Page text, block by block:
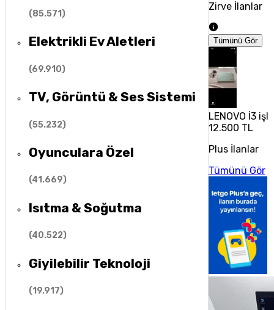
(85.571)
Elektrikli Ev Aletleri
(69.910)
TV, Görüntü & Ses Sistemi
(55.232)
Oyunculara Özel
(41.669)
Isıtma & Soğutma
(40.522)
Giyilebilir Teknoloji
(19.917)
Zirve İlanlar
Tümünü Gör
LENOVO İ3
12.500 TL
Plus İlanlar
Tümünü Gör